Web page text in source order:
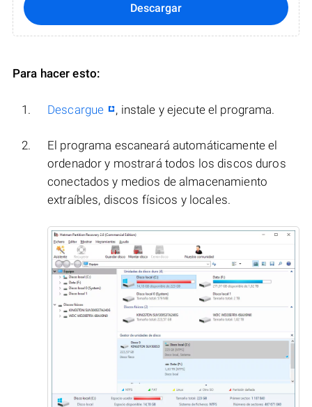
Descargar
Para hacer esto:
Descargue , instale y ejecute el programa.
El programa escaneará automáticamente el
ordenador y mostrará todos los discos duros
conectados y medios de almacenamiento
extraíbles, discos físicos y locales.